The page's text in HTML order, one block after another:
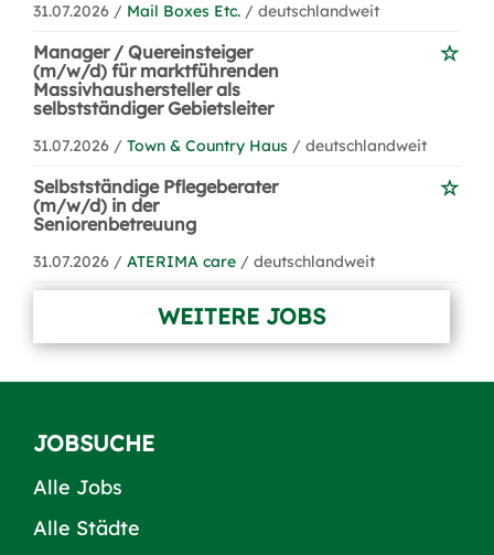
31.07.2026 / Mail Boxes Etc. / deutschlandweit
Manager / Quereinsteiger
(m/w/d) für marktführenden
Massivhaushersteller als
selbstständiger Gebietsleiter
31.07.2026 / Town & Country Haus / deutschlandweit
Selbstständige Pflegeberater
(m/w/d) in der
Seniorenbetreuung
31.07.2026 / ATERIMA care / deutschlandweit
WEITERE JOBS
JOBSUCHE
Alle Jobs
Alle Städte